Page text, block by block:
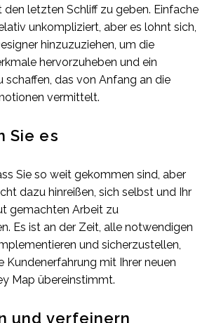
letzten Schliff zu geben. Einfache
unkompliziert, aber es lohnt sich,
hinzuzuziehen, um die
hervorzuheben und ein
schaffen, das von Anfang an die
vermittelt.
Sie es
Sie so weit gekommen sind, aber
dazu hinreißen, sich selbst und Ihr
gemachten Arbeit zu
Es ist an der Zeit, alle notwendigen
und sicherzustellen,
Kundenerfahrung mit Ihrer neuen
Map übereinstimmt.
und verfeinern